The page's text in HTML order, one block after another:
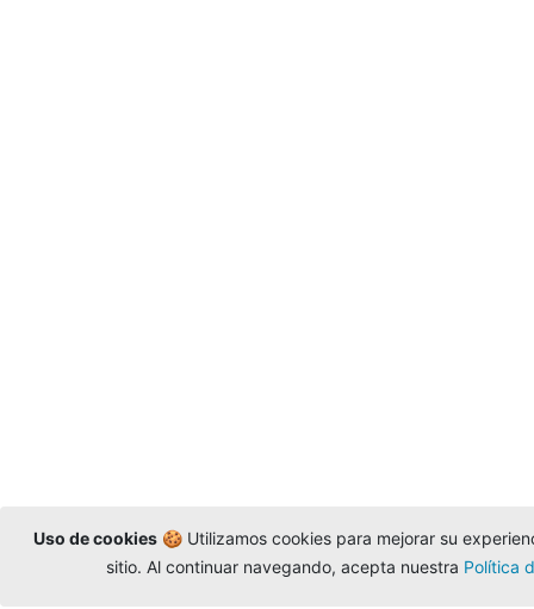
Uso de cookies 🍪 Utilizamos cookies para mejorar su
sitio. Al continuar navegando, acepta nuestra Política